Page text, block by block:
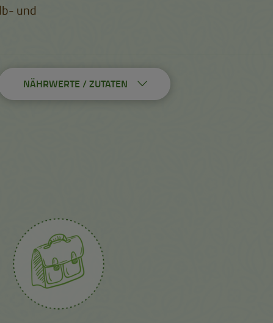
und
NÄHRWERTE / ZUTATEN